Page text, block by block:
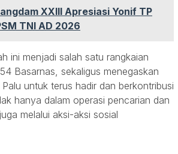
XXIII Apresiasi Yonif TP
TNI AD 2026
ini menjadi salah satu rangkaian
Basarnas, sekaligus menegaskan
untuk terus hadir dan berkontribusi
hanya dalam operasi pencarian dan
melalui aksi-aksi sosial